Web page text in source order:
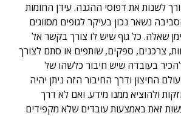
לשנות את דפוסי ההגנה. עידן החומות
נשאר נכון בעיקר לגופים מסווגים
שאלה. כל גוף שיש לו צורך בקשר אל
צרכנים, ספקים, שותפים או סתם לצורך
בעובדה שיש חיבור כלשהו של
החיצון ודרך החיבור הזה ניתן יהיה
ולהוציא ממנו מידע. ואם לא דרך
זאת באמצעות עובדים שלא מקפידים